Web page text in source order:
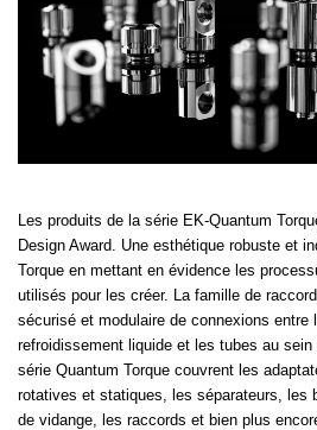
Les produits de la série EK-Quantum
Design Award. Une esthétique robuste et
Torque en mettant en évidence les
utilisés pour les créer. La famille de
sécurisé et modulaire de connexions entre
refroidissement liquide et les tubes au
série Quantum Torque couvrent les
rotatives et statiques, les séparateurs, les
de vidange, les raccords et bien plus